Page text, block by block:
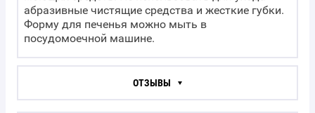
абразивные чистящие средства и жесткие губки.
Форму для печенья можно мыть в
посудомоечной машине.
ОТЗЫВЫ